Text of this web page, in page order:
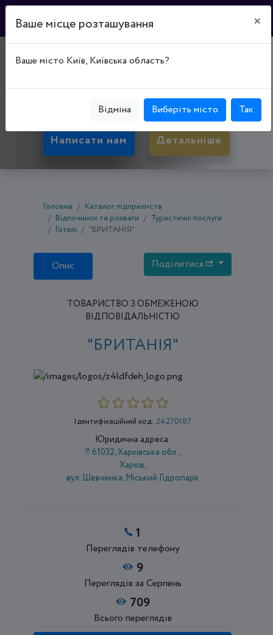
"БРИТАНІЯ"
Міський Гідропарк
Написати нам Детальніше
Головна
Каталог підприємств
Відпочинок та розваги
Туристичні послуги
Готелі
"БРИТАНІЯ"
Опис Поділитися
ТОВАРИСТВО З ОБМЕЖЕНОЮ
ВІДПОВІДАЛЬНІСТЮ
"БРИТАНІЯ"
Ідентифікаційний код: 24270187
Юридична адреса:
61032, Харківська обл.,
Харків,
вул. Шевченка, Міський Гідропарк
1
Переглядів телефону
9
Переглядів за Серпень
709
Всього переглядів
Ваше місце розташування ×
Ваше місто Київ, Київська область?
Відміна Виберіть місто Так